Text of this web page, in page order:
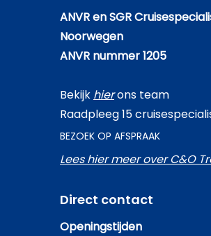
ANVR en SGR
Noorwegen
ANVR nummer 1205
Bekijk hierons team
Raadpleeg 15
BEZOEK OP AFSPRAAK
Lees hier meer over C&O
Direct contact
Openingstijden